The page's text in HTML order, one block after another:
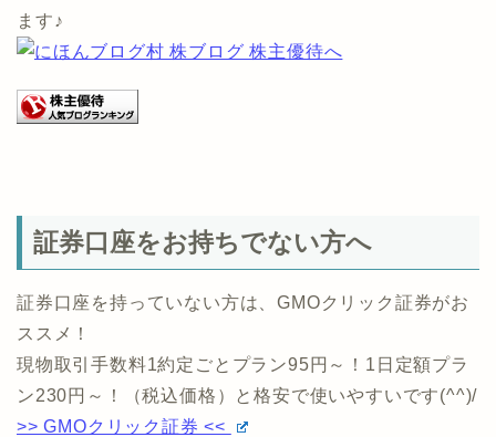
ます♪
証券口座をお持ちでない方へ
証券口座を持っていない方は、GMOクリック証券がお
ススメ！
現物取引手数料1約定ごとプラン95円～！1日定額プラ
ン230円～！（税込価格）と格安で使いやすいです(^^)/
>> GMOクリック証券 <<